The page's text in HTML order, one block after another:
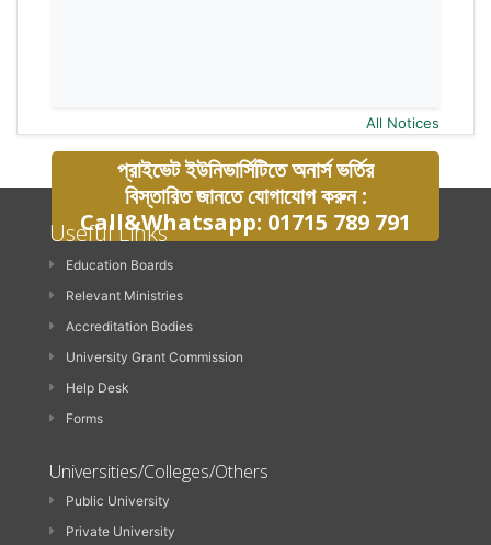
All Notices
প্রাইভেট ইউনিভার্সিটিতে অনার্স ভর্তির
বিস্তারিত জানতে যোগাযোগ করুন :
Call&Whatsapp: 01715 789 791
Useful Links
Education Boards
Relevant Ministries
Accreditation Bodies
University Grant Commission
Help Desk
Forms
Universities/Colleges/Others
Public University
Private University